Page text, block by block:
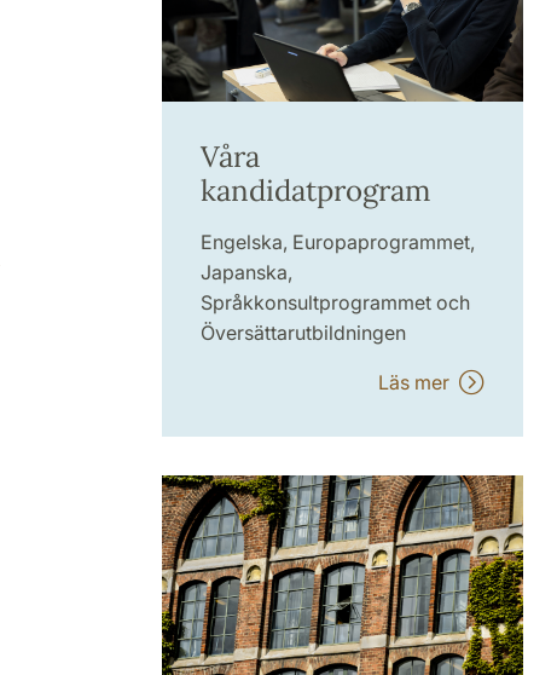
Våra
kandidatprogram
Engelska, Europaprogrammet,
Japanska,
Språkkonsultprogrammet och
Översättarutbildningen
Läs mer